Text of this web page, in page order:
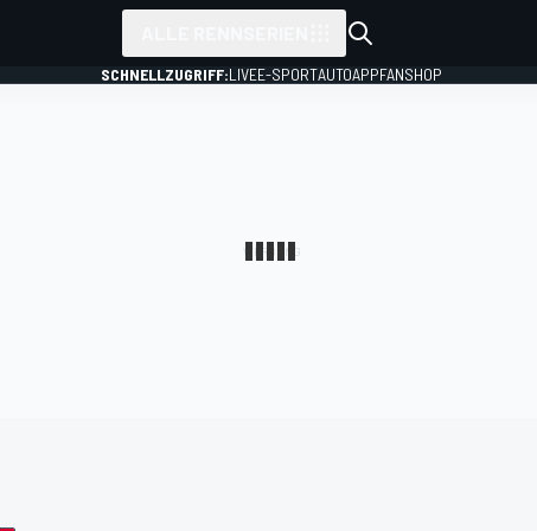
SCHNELLZUGRIFF:LIVEE-SPORTAUTOAPPFANSHOP